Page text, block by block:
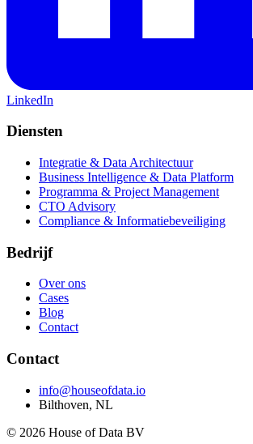
LinkedIn
Diensten
Integratie & Data Architectuur
Business Intelligence & Data Platform
Programma & Project Management
CTO Advisory
Compliance & Informatiebeveiliging
Bedrijf
Over ons
Cases
Blog
Contact
Contact
info@houseofdata.io
Bilthoven, NL
© 2026 House of Data BV